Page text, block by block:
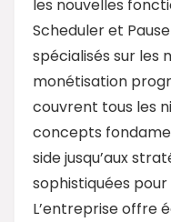
les nouvelles
Scheduler et
spécialisés sur les
monétisation
couvrent tous les
concepts
side jusqu’aux
sophistiquées
L’entreprise offre